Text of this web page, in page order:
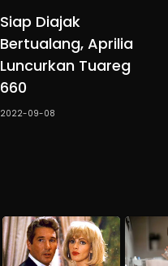
Siap Diajak
Bertualang, Aprilia
Luncurkan Tuareg
660
2022-09-08